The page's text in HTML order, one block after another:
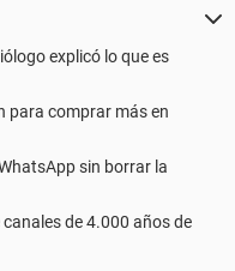
explicó lo que es
para comprar más en
sin borrar la
de 4.000 años de